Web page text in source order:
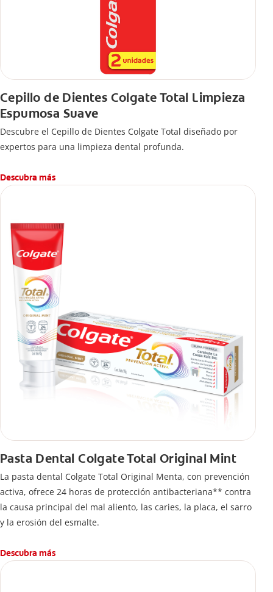
Cepillo de Dientes Colgate Total Limpieza
Espumosa Suave
Descubre el Cepillo de Dientes Colgate Total diseñado por
expertos para una limpieza dental profunda.
Descubra más
Pasta Dental Colgate Total Original Mint
La pasta dental Colgate Total Original Menta, con prevención
activa, ofrece 24 horas de protección antibacteriana** contra
la causa principal del mal aliento, las caries, la placa, el sarro
y la erosión del esmalte.
Descubra más